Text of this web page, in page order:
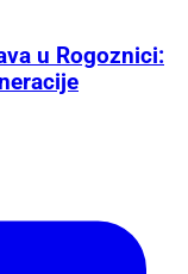
u Rogoznici: